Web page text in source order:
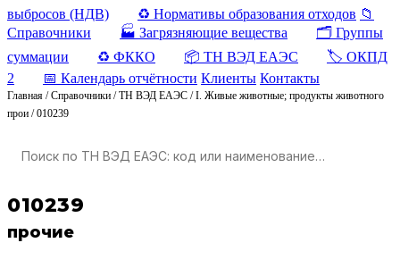
выбросов (НДВ)
♻️ Нормативы образования отходов 📁
Справочники
🏭 Загрязняющие вещества
🗂️ Группы
суммации
♻️ ФККО 📦 ТН ВЭД ЕАЭС
🏷️ ОКПД
2
📅 Календарь отчётности Клиенты Контакты
Главная /Справочники /ТН ВЭД ЕАЭС /I. Живые животные; продукты животного
прои /010239
010239
прочие